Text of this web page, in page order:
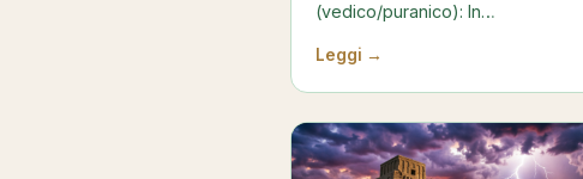
(vedico/puranico): In…
Leggi →